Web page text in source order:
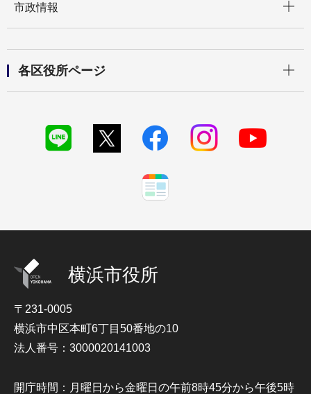
市政情報
各区役所ページ
横浜市役所
〒231-0005
横浜市中区本町6丁目50番地の10
法人番号：3000020141003
開庁時間：月曜日から金曜日の午前8時45分から午後5時